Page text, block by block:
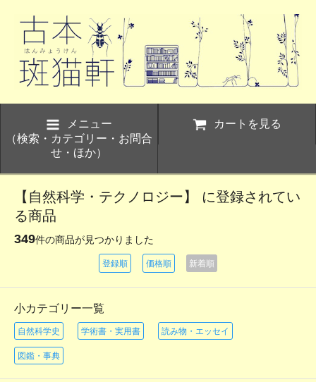
メニュー
（検索・カテゴリー・お問合
せ・ほか）
カートを見る
【自然科学・テクノロジー】 に登録されてい
る商品
349件の商品が見つかりました
登録順 価格順 新着順
小カテゴリー一覧
自然科学史 学術書・実用書 読み物・エッセイ
図鑑・事典